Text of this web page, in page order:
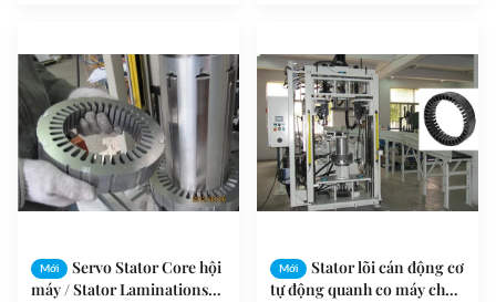
Mới
Servo Stator Core hội
máy / Stator Laminations
Mới
Stator lõi cán động cơ
tự động quanh co máy cho